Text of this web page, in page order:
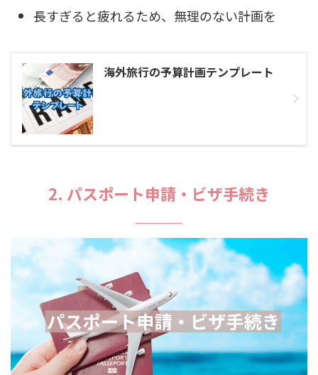
長すぎると疲れるため、無理のない計画を
海外旅行の予算計画テンプレート
2. パスポート申請・ビザ手続き